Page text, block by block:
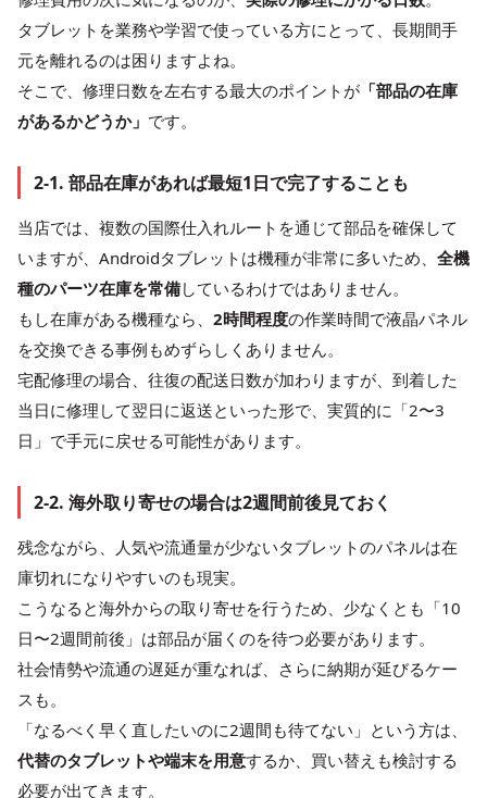
タブレットを業務や学習で使っている方にとって、長期間手
元を離れるのは困りますよね。
そこで、修理日数を左右する最大のポイントが 「部品の在庫
があるかどうか」 です。
2-1. 部品在庫があれば最短1日で完了することも
当店では、複数の国際仕入れルートを通じて部品を確保して
いますが、Androidタブレットは機種が非常に多いため、 全機
種のパーツ在庫を常備しているわけではありません。
もし在庫がある機種なら、 2時間程度の作業時間で液晶パネル
を交換できる事例もめずらしくありません。
宅配修理の場合、往復の配送日数が加わりますが、到着した
当日に修理して翌日に返送といった形で、実質的に「2〜3
日」で手元に戻せる可能性があります。
2-2. 海外取り寄せの場合は2週間前後見ておく
残念ながら、人気や流通量が少ないタブレットのパネルは在
庫切れになりやすいのも現実。
こうなると海外からの取り寄せを行うため、少なくとも「10
日〜2週間前後」は部品が届くのを待つ必要があります。
社会情勢や流通の遅延が重なれば、さらに納期が延びるケー
スも。
「なるべく早く直したいのに2週間も待てない」という方は、
代替のタブレットや端末を用意するか、買い替えも検討する
必要が出てきます。